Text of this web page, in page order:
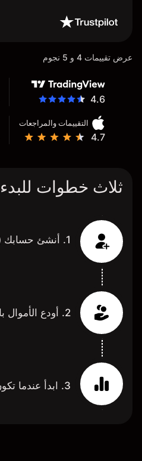
عرض تقييمات 4 و 5 نجوم
4.6
التقييمات والمراجعات
4.7
ثلاث خطوات للبدء
1. أنشئ حسابك (وفقًا لمعايير الأهلية)
2. أودع الأموال بالشروط التي تناسبك
3. ابدأ عندما تكون مستعدًا